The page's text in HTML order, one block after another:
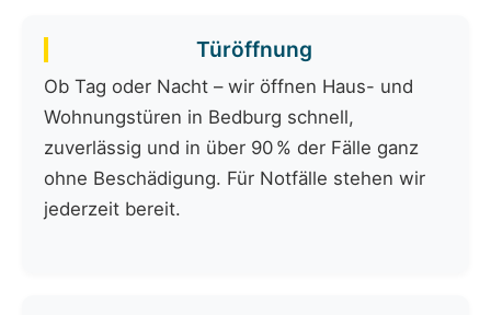
Türöffnung
Ob Tag oder Nacht – wir öffnen Haus- und
Wohnungstüren in Bedburg schnell,
zuverlässig und in über 90 % der Fälle ganz
ohne Beschädigung. Für Notfälle stehen wir
jederzeit bereit.